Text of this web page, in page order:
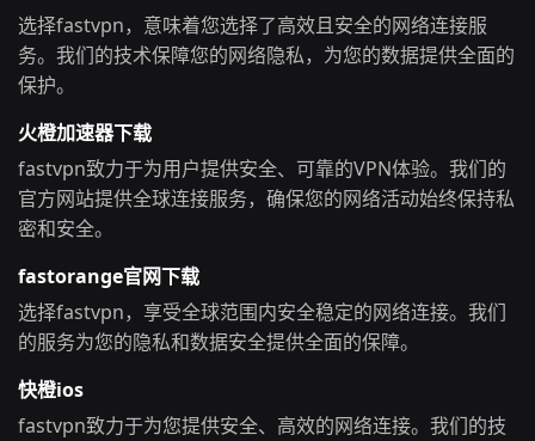
选择fastvpn，意味着您选择了高效且安全的网络连接服
务。我们的技术保障您的网络隐私，为您的数据提供全面的
保护。
火橙加速器下载
fastvpn致力于为用户提供安全、可靠的VPN体验。我们的
官方网站提供全球连接服务，确保您的网络活动始终保持私
密和安全。
fastorange官网下载
选择fastvpn，享受全球范围内安全稳定的网络连接。我们
的服务为您的隐私和数据安全提供全面的保障。
快橙ios
fastvpn致力于为您提供安全、高效的网络连接。我们的技